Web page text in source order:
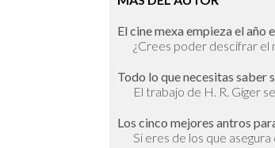
El cine mexa empieza el año
¿Crees poder descifrar el
Todo lo que necesitas saber
El trabajo de H. R. Giger
Los cinco mejores antros
Si eres de los que